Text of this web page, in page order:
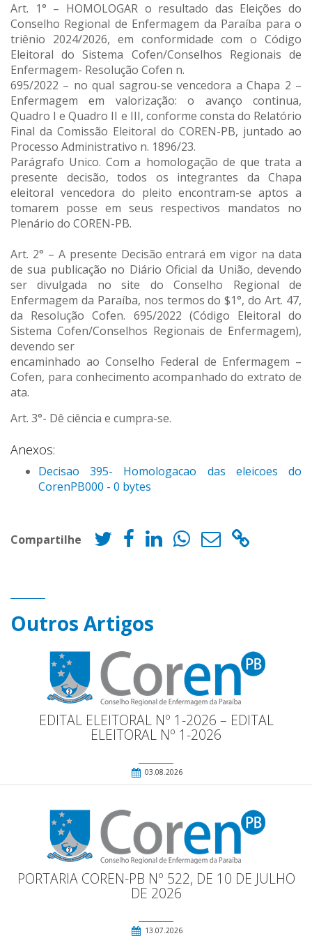
Art. 1° – HOMOLOGAR o resultado das Eleições do
Conselho Regional de Enfermagem da Paraíba para o
triênio 2024/2026, em conformidade com o Código
Eleitoral do Sistema Cofen/Conselhos Regionais de
Enfermagem- Resolução Cofen n.
695/2022 – no qual sagrou-se vencedora a Chapa 2 –
Enfermagem em valorização: o avanço continua,
Quadro I e Quadro II e III, conforme consta do Relatório
Final da Comissão Eleitoral do COREN-PB, juntado ao
Processo Administrativo n. 1896/23.
Parágrafo Unico. Com a homologação de que trata a
presente decisão, todos os integrantes da Chapa
eleitoral vencedora do pleito encontram-se aptos a
tomarem posse em seus respectivos mandatos no
Plenário do COREN-PB.
Art. 2° – A presente Decisão entrará em vigor na data
de sua publicação no Diário Oficial da União, devendo
ser divulgada no site do Conselho Regional de
Enfermagem da Paraíba, nos termos do $1°, do Art. 47,
da Resolução Cofen. 695/2022 (Código Eleitoral do
Sistema Cofen/Conselhos Regionais de Enfermagem),
devendo ser
encaminhado ao Conselho Federal de Enfermagem –
Cofen, para conhecimento acompanhado do extrato de
ata.
Art. 3°- Dê ciência e cumpra-se.
Anexos:
Decisao 395- Homologacao das eleicoes do
CorenPB000 - 0 bytes
Compartilhe
Outros Artigos
EDITAL ELEITORAL Nº 1-2026 – EDITAL
ELEITORAL Nº 1-2026
03.08.2026
PORTARIA COREN-PB Nº 522, DE 10 DE JULHO
DE 2026
13.07.2026